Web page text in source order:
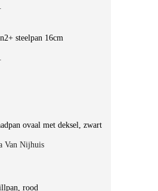
steelpan 16cm
ovaal met deksel, zwart
Van Nijhuis
rood